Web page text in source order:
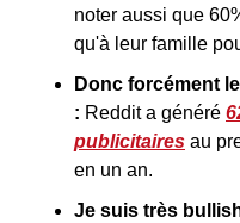
noter aussi que
qu'à leur famille
Donc forcément
: Reddit a généré
publicitaires au
en un an.
Je suis très